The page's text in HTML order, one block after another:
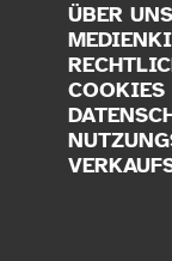
ÜBER UNS
COOKIES